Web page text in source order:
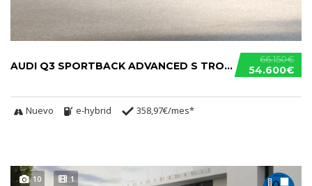
66.150€
54.600€
AUDI Q3 SPORTBACK ADVANCED S TRONIC E-HYBRID
Nuevo e-hybrid 358,97€/mes*
10 1